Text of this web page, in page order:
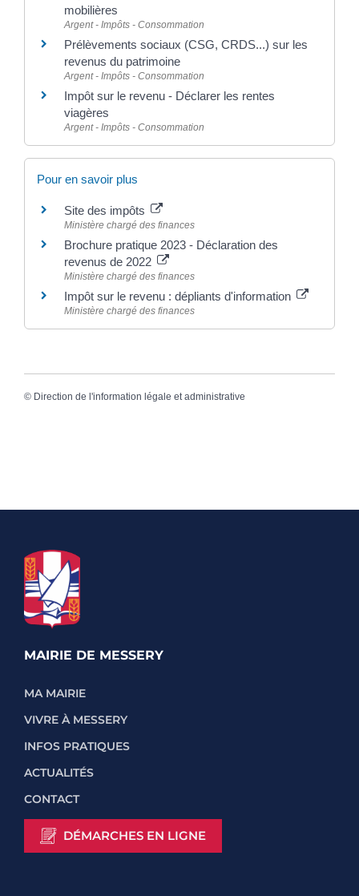
mobilières
Argent - Impôts - Consommation
Prélèvements sociaux (CSG, CRDS...) sur les
revenus du patrimoine
Argent - Impôts - Consommation
Impôt sur le revenu - Déclarer les rentes
viagères
Argent - Impôts - Consommation
Pour en savoir plus
Site des impôts
Ministère chargé des finances
Brochure pratique 2023 - Déclaration des
revenus de 2022
Ministère chargé des finances
Impôt sur le revenu : dépliants d'information
Ministère chargé des finances
© Direction de l'information légale et administrative
MAIRIE DE MESSERY
MA MAIRIE
VIVRE À MESSERY
INFOS PRATIQUES
ACTUALITÉS
CONTACT
DÉMARCHES EN LIGNE